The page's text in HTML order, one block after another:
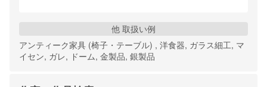
他 取扱い例
アンティーク家具 (椅子・テーブル) , 洋食器, ガラス細工, マ
イセン, ガレ, ドーム, 金製品, 銀製品